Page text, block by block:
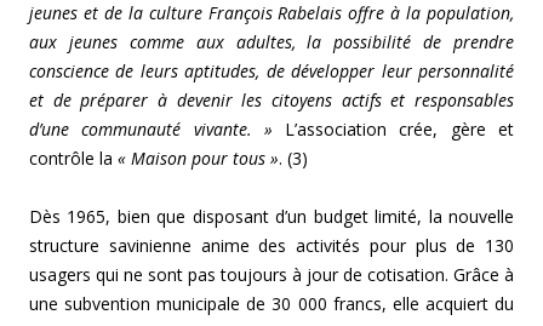
jeunes et de la culture François Rabelais offre à la population,
aux jeunes comme aux adultes, la possibilité de prendre
conscience de leurs aptitudes, de développer leur personnalité
et de préparer à devenir les citoyens actifs et responsables
d’une communauté vivante. » L’association crée, gère et
contrôle la « Maison pour tous ». (3)
Dès 1965, bien que disposant d’un budget limité, la nouvelle
structure savinienne anime des activités pour plus de 130
usagers qui ne sont pas toujours à jour de cotisation. Grâce à
une subvention municipale de 30 000 francs, elle acquiert du